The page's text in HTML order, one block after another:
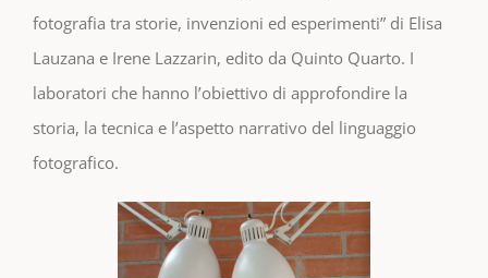
fotografia tra storie, invenzioni ed esperimenti” di Elisa
Lauzana e Irene Lazzarin, edito da Quinto Quarto. I
laboratori che hanno l’obiettivo di approfondire la
storia, la tecnica e l’aspetto narrativo del linguaggio
fotografico.